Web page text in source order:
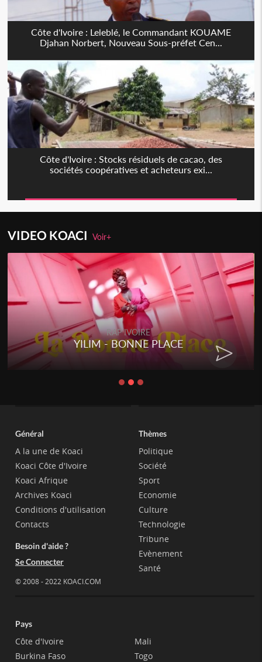
Côte d'Ivoire : Leleblé, le Commandant KOUAME
Djahan Norbert, Nouveau Sous-préfet Cen...
Côte d'Ivoire : Stocks résiduels de cacao, des
sociétés coopératives et acheteurs exi...
VIDEO KOACIVoir+
RAP IVOIRE
YILIM - BONNE PLACE
Général
A la une de Koaci
Koaci Côte d'Ivoire
Koaci Afrique
Archives Koaci
Conditions d'utilisation
Contacts
Besoin d'aide ?
Se Connecter
© 2008 - 2022 KOACI.COM
Thèmes
Politique
Société
Sport
Economie
Culture
Technologie
Tribune
Evènement
Santé
Pays
Côte d'Ivoire
Burkina Faso
Mali
Togo